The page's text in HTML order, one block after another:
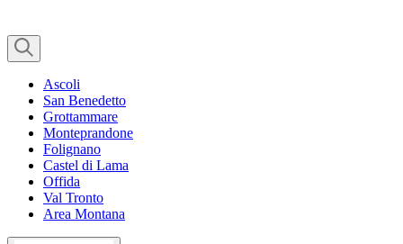
Ascoli
San Benedetto
Grottammare
Monteprandone
Folignano
Castel di Lama
Offida
Val Tronto
Area Montana